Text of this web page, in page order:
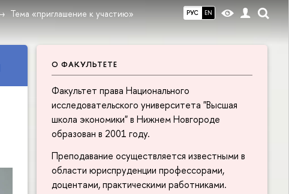
РУС EN
Тема «приглашение к участию»
О ФАКУЛЬТЕТЕ
Факультет права Национального
исследовательского университета "Высшая
школа экономики" в Нижнем Новгороде
образован в 2001 году.
Преподавание осуществляется известными в
области юриспруденции профессорами,
доцентами, практическими работниками.